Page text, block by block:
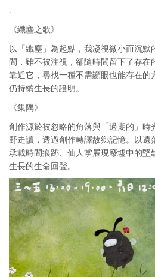
.
《纖塵之歌》
以「纖塵」為起點，我凝視微小而沉默
間，雖不被注視，卻隨時間留下了存
靠近它，尋找一種不需顯眼也能存在的
仍持續生長的證明。
《集隅》
創作源於被忽略的角落與「過期的」時
野走讀，透過創作轉譯故鄉記憶。以
承載時間痕跡、仙人掌展現廢墟中的
生長的生命回聲。